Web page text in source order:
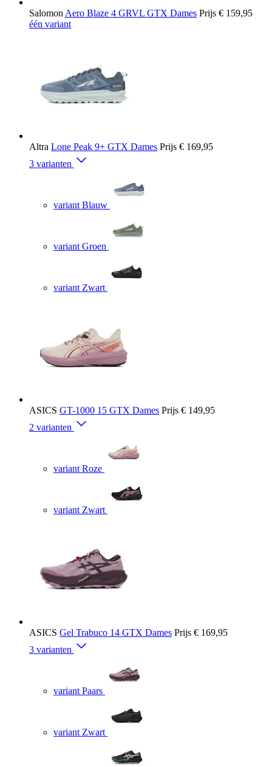
Salomon Aero Blaze 4 GRVL GTX Dames Prijs € 159,95
één variant
Altra Lone Peak 9+ GTX Dames Prijs € 169,95
3 varianten
variant Blauw
variant Groen
variant Zwart
ASICS GT-1000 15 GTX Dames Prijs € 149,95
2 varianten
variant Roze
variant Zwart
ASICS Gel Trabuco 14 GTX Dames Prijs € 169,95
3 varianten
variant Paars
variant Zwart